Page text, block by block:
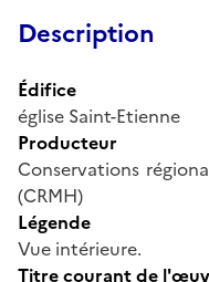
Description
Édifice
église Saint-Etienne
Producteur
Conservations
(CRMH)
Légende
Vue intérieure.
Titre courant de